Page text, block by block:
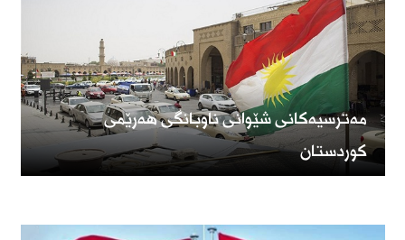
مەترسیەکانی شێوانی ناوبانگی هەرێمی
كوردستان